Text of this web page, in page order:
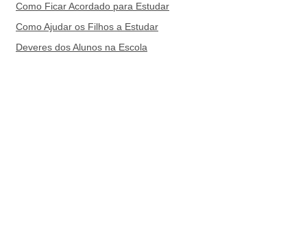
Como Ficar Acordado para Estudar
Como Ajudar os Filhos a Estudar
Deveres dos Alunos na Escola